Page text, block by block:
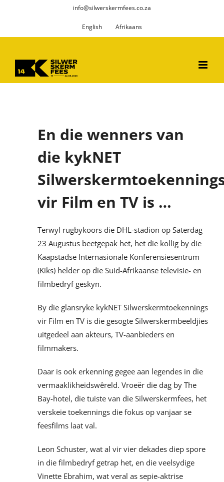
info@silwerskermfees.co.za
English Afrikaans
En die wenners van
die kykNET
vir Film en TV is …
Terwyl rugbykoors die DHL-stadion op Saterdag
23 Augustus beetgepak het, het die kollig by die
Kaapstadse Internasionale Konferensiesentrum
(Kiks) helder op die Suid-Afrikaanse televisie- en
filmbedryf geskyn.
By die glansryke kykNET Silwerskermtoekennings
vir Film en TV is die gesogte Silwerskermbeeldjies
uitgedeel aan akteurs, TV-aanbieders en
filmmakers.
Daar is ook erkenning gegee aan legendes in die
vermaaklikheidswêreld. Vroeër die dag by The
Bay-hotel, die tuiste van die Silwerskermfees, het
verskeie toekennings die fokus op vanjaar se
feesfilms laat val.
Leon Schuster, wat al vir vier dekades diep spore
in die filmbedryf getrap het, en die veelsydige
Vinette Ebrahim, wat veral as sepie-aktrise